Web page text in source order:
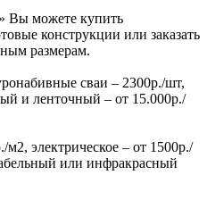
Вы можете купить
конструкции или заказать
размерам.
сваи – 2300р./шт,
и ленточный – от 15.000р./
электрическое – от 1500р./
или инфракрасный